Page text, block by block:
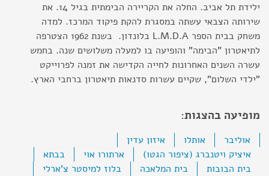
ילידת תל אביב. החלה את הקריירה הבימתית בגיל 14. את
שירותה הצבאי עשתה במסגרת להקת פיקוד המרכז. למדה
משחק בבית הספר L.M.D.A בלונדון. בשנת 1962 הצטרפה
לתיאטרון "הבימה" והופיעה בו למעלה משלושים שנה. בחמש
עשרה השנים האחרונות לחייה הקדישה את זמנה לפרוייקט
"ילדי השלום", שקיים עשרות סדנאות תיאטרון ברחבי הארץ.
מופיעה בהצגות:
אוליבר אותלו
איזון עדין
איציק ויטנברג (ציפור הגטו)
ארתורו אוי
בבתא
בית הבובות
בית המלאכה
בלוז למיסטר צ'ארלי